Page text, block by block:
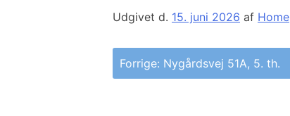
Udgivet d. 15. juni 2026 af Home
Indlægsnavigation
Forrige: Nygårdsvej 51A, 5. th.